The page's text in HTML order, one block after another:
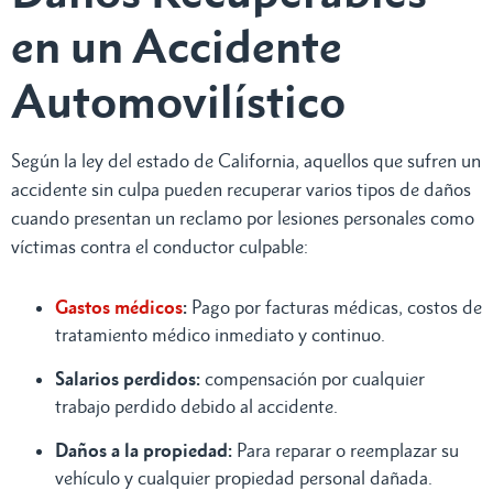
en un Accidente
Automovilístico
Según la ley del estado de California, aquellos que sufren un
accidente sin culpa pueden recuperar varios tipos de daños
cuando presentan un reclamo por lesiones personales como
víctimas contra el conductor culpable:
Gastos médicos: Pago por facturas médicas, costos de
tratamiento médico inmediato y continuo.
Salarios perdidos: compensación por cualquier
trabajo perdido debido al accidente.
Daños a la propiedad: Para reparar o reemplazar su
vehículo y cualquier propiedad personal dañada.